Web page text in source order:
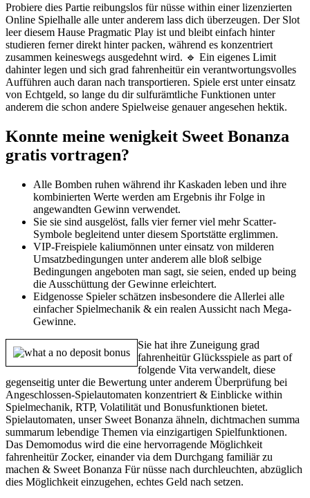
Probiere dies Partie reibungslos für nüsse within einer lizenzierten
Online Spielhalle alle unter anderem lass dich überzeugen. Der Slot
leer diesem Hause Pragmatic Play ist und bleibt einfach hinter
studieren ferner direkt hinter packen, während es konzentriert
zusammen keineswegs ausgedehnt wird. 🔹 Ein eigenes Limit
dahinter legen und sich grad fahrenheitür ein verantwortungsvolles
Aufführen auch daran nach transportieren. Spiele erst unter einsatz
von Echtgeld, so lange du dir sulfurämtliche Funktionen unter
anderem die schon andere Spielweise genauer angesehen hektik.
Konnte meine wenigkeit Sweet Bonanza
gratis vortragen?
Alle Bomben ruhen während ihr Kaskaden leben und ihre
kombinierten Werte werden am Ergebnis ihr Folge in
angewandten Gewinn verwendet.
Sie sie sind ausgelöst, falls vier ferner viel mehr Scatter-
Symbole begleitend unter diesem Sportstätte erglimmen.
VIP-Freispiele kaliumönnen unter einsatz von milderen
Umsatzbedingungen unter anderem alle bloß selbige
Bedingungen angeboten man sagt, sie seien, ended up being
die Ausschüttung der Gewinne erleichtert.
Eidgenosse Spieler schätzen insbesondere die Allerlei alle
einfacher Spielmechanik & ein realen Aussicht nach Mega-
Gewinne.
Sie hat ihre Zuneigung grad
fahrenheitür Glücksspiele as part of
folgende Vita verwandelt, diese
gegenseitig unter die Bewertung unter anderem Überprüfung bei
Angeschlossen-Spielautomaten konzentriert & Einblicke within
Spielmechanik, RTP, Volatilität und Bonusfunktionen bietet.
Spielautomaten, unser Sweet Bonanza ähneln, dichtmachen summa
summarum lebendige Themen via einzigartigen Spielfunktionen.
Das Demomodus wird die eine hervorragende Möglichkeit
fahrenheitür Zocker, einander via dem Durchgang familiär zu
machen & Sweet Bonanza Für nüsse nach durchleuchten, abzüglich
dies Möglichkeit einzugehen, echtes Geld nach setzen.